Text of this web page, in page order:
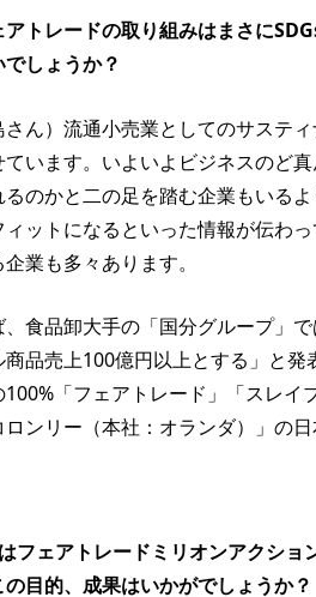
トレードの取り組みはまさに
でしょうか？
さん）流通小売業としてのサステ
ています。いよいよビジネスのど
るのかと二の足を踏む企業もいる
ィットになるといった情報が伝わ
業も多々あります。
、食品卸大手の「国分グループ」
商品売上100億円以上とする」と
「フェアトレード」「スレイ
ンリー（本社：オランダ）」の
フェアトレードミリオンアクショ
目的、成果はいかがでしょうか？